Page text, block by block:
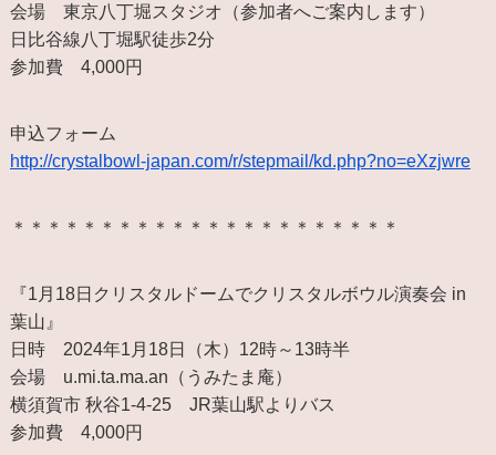
会場 東京八丁堀スタジオ（参加者へご案内します）
日比谷線八丁堀駅徒歩2分
参加費 4,000円
申込フォーム
http://crystalbowl-japan.com/r/stepmail/kd.php?no=eXzjwre
＊＊＊＊＊＊＊＊＊＊＊＊＊＊＊＊＊＊＊＊＊＊
『1月18日クリスタルドームでクリスタルボウル演奏会 in
葉山』
日時 2024年1月18日（木）12時～13時半
会場 u.mi.ta.ma.an（うみたま庵）
横須賀市 秋谷1-4-25 JR葉山駅よりバス
参加費 4,000円